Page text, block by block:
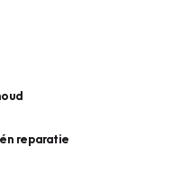
reparatie